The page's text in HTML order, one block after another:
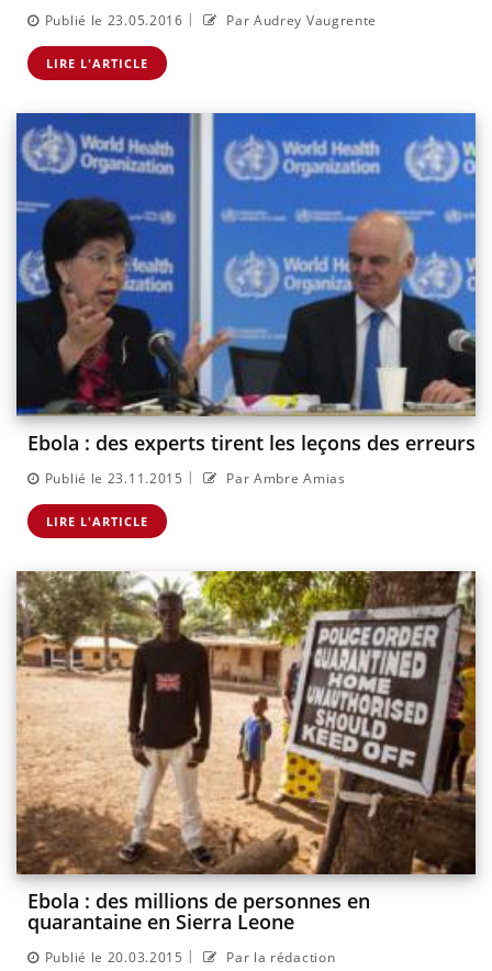
Publié le 23.05.2016 | Par Audrey Vaugrente
LIRE L'ARTICLE
Ebola : des experts tirent les leçons des erreurs
Publié le 23.11.2015 | Par Ambre Amias
LIRE L'ARTICLE
Ebola : des millions de personnes en
quarantaine en Sierra Leone
Publié le 20.03.2015 | Par la rédaction